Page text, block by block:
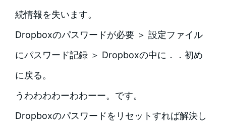
続情報を失います。
Dropboxのパスワードが必要 ＞ 設定ファイル
にパスワード記録 ＞ Dropboxの中に．．初め
に戻る。
うわわわわーわわーー。です。
Dropboxのパスワードをリセットすれば解決し